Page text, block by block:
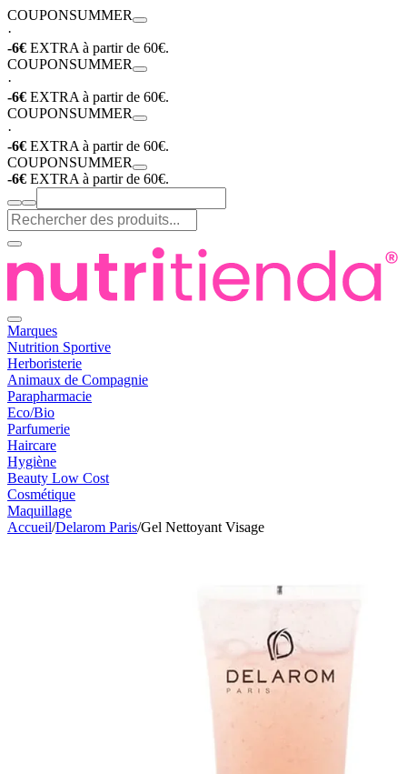
COUPONSUMMER
·
-6€ EXTRA à partir de 60€.
COUPONSUMMER
·
-6€ EXTRA à partir de 60€.
COUPONSUMMER
·
-6€ EXTRA à partir de 60€.
COUPONSUMMER
-6€ EXTRA à partir de 60€.
Marques
Nutrition Sportive
Herboristerie
Animaux de Compagnie
Parapharmacie
Eco/Bio
Parfumerie
Haircare
Hygiène
Beauty Low Cost
Cosmétique
Maquillage
Accueil/Delarom Paris/Gel Nettoyant Visage